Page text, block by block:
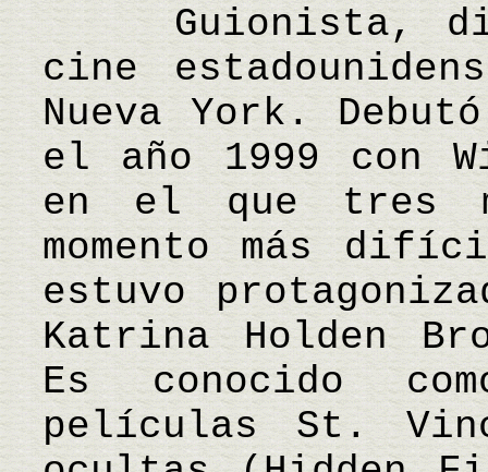
Guionista,
cine
Nueva York.
el año 1999 con
en el que tres
momento más
estuvo
Katrina Holden
Es conocido
películas St.